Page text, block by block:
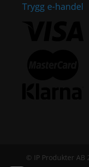
Trygg e-handel
© IP Produkter AB